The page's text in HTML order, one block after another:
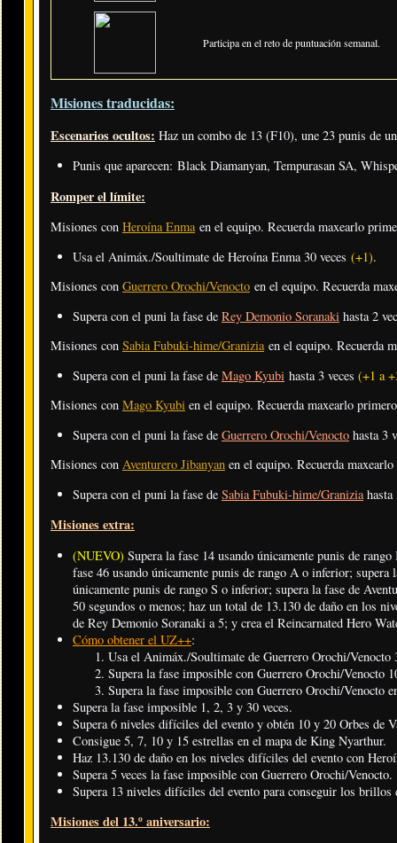
Participa en el reto de puntuación semanal.
Misiones traducidas:
Escenarios ocultos: Haz un combo de 13 (F10), une 23 punis de
Punis que aparecen: Black Diamanyan, Tempurasan SA,
Romper el límite:
Misiones con Heroína Enmaen el equipo. Recuerda maxearlo
Usa el Animáx./Soultimate de Heroína Enma 30 veces (+1).
Misiones con Guerrero Orochi/Venocto en el equipo. Recuerda
Supera con el puni la fase de Rey Demonio Soranaki hasta 2
Misiones con Sabia Fubuki-hime/Graniziaen el equipo. Recuerda
Supera con el puni la fase de Mago Kyubi hasta 3 veces (+1 a
Misiones con Mago Kyubi en el equipo. Recuerda maxearlo
Supera con el puni la fase de Guerrero Orochi/Venocto hasta 3
Misiones con Aventurero Jibanyan en el equipo. Recuerda
Supera con el puni la fase de Sabia Fubuki-hime/Granizia
Misiones extra:
(NUEVO) Supera la fase 14 usando únicamente punis de
fase 46 usando únicamente punis de rango A o inferior;
únicamente punis de rango S o inferior; supera la fase de
50 segundos o menos; haz un total de 13.130 de daño en los
de Rey Demonio Soranaki a 5; y crea el Reincarnated Hero
Cómo obtener el UZ++:
Usa el Animáx./Soultimate de Guerrero Orochi/Venocto
Supera la fase imposible con Guerrero Orochi/Venocto
Supera la fase imposible con Guerrero Orochi/Venocto
Supera la fase imposible 1, 2, 3 y 30 veces.
Supera 6 niveles difíciles del evento y obtén 10 y 20 Orbes de
Consigue 5, 7, 10 y 15 estrellas en el mapa de King Nyarthur.
Haz 13.130 de daño en los niveles difíciles del evento con
Supera 5 veces la fase imposible con Guerrero Orochi/Venocto.
Supera 13 niveles difíciles del evento para conseguir los brillos
Misiones del 13.º aniversario: